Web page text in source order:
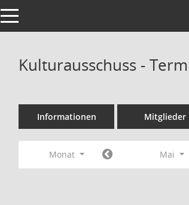
Toggle navigation
Kulturausschuss -
Informationen Mitglieder
Monat Mai